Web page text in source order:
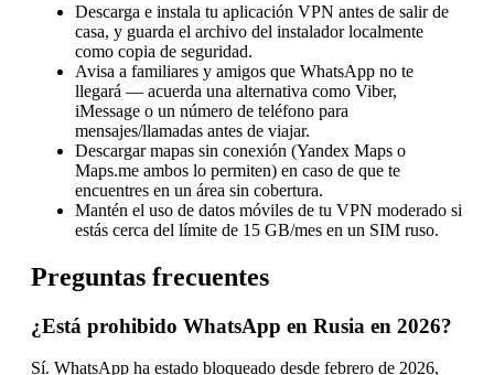
Descarga e instala tu aplicación VPN antes de salir de
casa, y guarda el archivo del instalador localmente
como copia de seguridad.
Avisa a familiares y amigos que WhatsApp no te
llegará — acuerda una alternativa como Viber,
iMessage o un número de teléfono para
mensajes/llamadas antes de viajar.
Descargar mapas sin conexión (Yandex Maps o
Maps.me ambos lo permiten) en caso de que te
encuentres en un área sin cobertura.
Mantén el uso de datos móviles de tu VPN moderado si
estás cerca del límite de 15 GB/mes en un SIM ruso.
Preguntas frecuentes
¿Está prohibido WhatsApp en Rusia en 2026?
Sí. WhatsApp ha estado bloqueado desde febrero de 2026,